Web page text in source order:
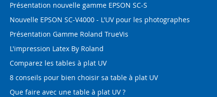
Présentation nouvelle gamme EPSON SC-S
Nouvelle EPSON SC-V4000 - L'UV pour les photographes
Présentation Gamme Roland TrueVis
L'impression Latex By Roland
Comparez les tables à plat UV
8 conseils pour bien choisir sa table à plat UV
Que faire avec une table à plat UV ?